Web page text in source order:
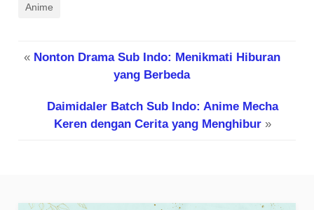
Anime
« Nonton Drama Sub Indo: Menikmati Hiburan
yang Berbeda
Daimidaler Batch Sub Indo: Anime Mecha
Keren dengan Cerita yang Menghibur»